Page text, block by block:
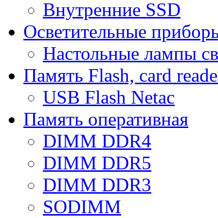
Внутренние SSD
Осветительные
Настольные лампы
Память Flash, card
USB Flash Netac
Память оперативная
DIMM DDR4
DIMM DDR5
DIMM DDR3
SODIMM